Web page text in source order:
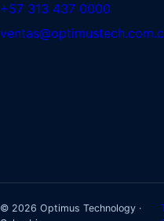
+57 313 437 0000
© 2026 Optimus Technology ·